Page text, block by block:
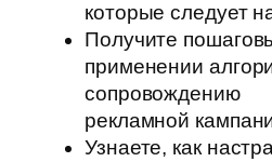
которые следует
Получите
применении
сопровождению
рекламной
Узнаете, как